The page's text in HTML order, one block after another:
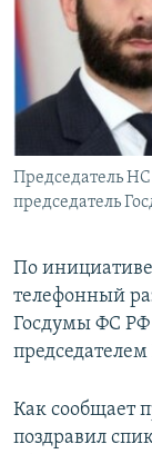
Հայերեն
English
Все сайты
Председатель
председатель
По инициативе
телефонный
Госдумы ФС
Как сообщает
поздравил